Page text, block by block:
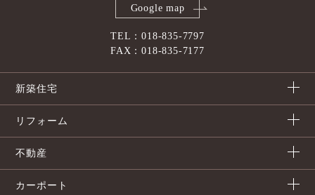
Google map
TEL：018-835-7797
FAX：018-835-7177
新築住宅
リフォーム
不動産
カーポート